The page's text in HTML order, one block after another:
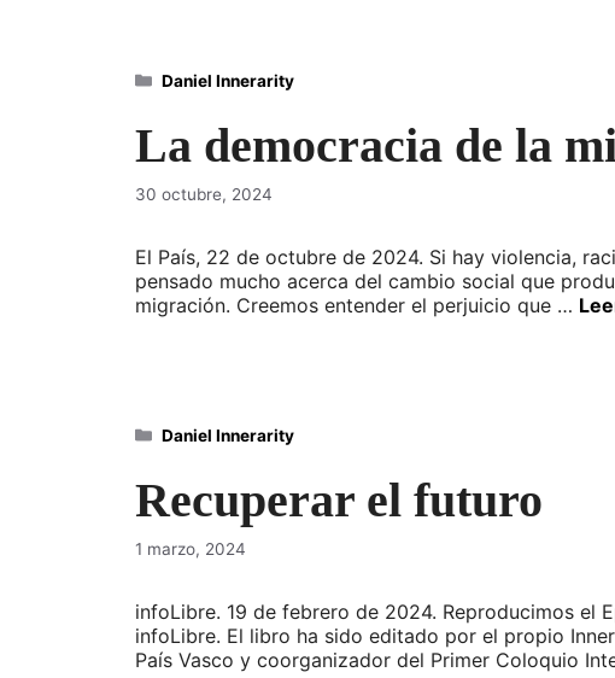
La democracia de la
30 octubre, 2024
El País, 22 de octubre de 2024. Si hay violencia,
pensado mucho acerca del cambio social que
migración. Creemos entender el perjuicio que …
Categorías
Daniel Innerarity
Recuperar el futuro
1 marzo, 2024
infoLibre. 19 de febrero de 2024. Reproducimos el
infoLibre. El libro ha sido editado por el propio
País Vasco y coorganizador del Primer Coloquio
Categorías
Daniel Innerarity